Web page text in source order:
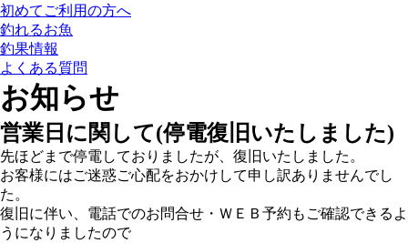
初めてご利用の方へ
釣れるお魚
釣果情報
よくある質問
お知らせ
営業日に関して(停電復旧いたしました)
先ほどまで停電しておりましたが、復旧いたしました。
お客様にはご迷惑ご心配をおかけして申し訳ありませんでし
た。
復旧に伴い、電話でのお問合せ・ＷＥＢ予約もご確認できるよ
うになりましたので